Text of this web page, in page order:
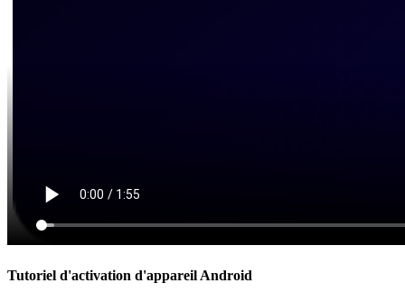
Tutoriel d'activation d'appareil Android